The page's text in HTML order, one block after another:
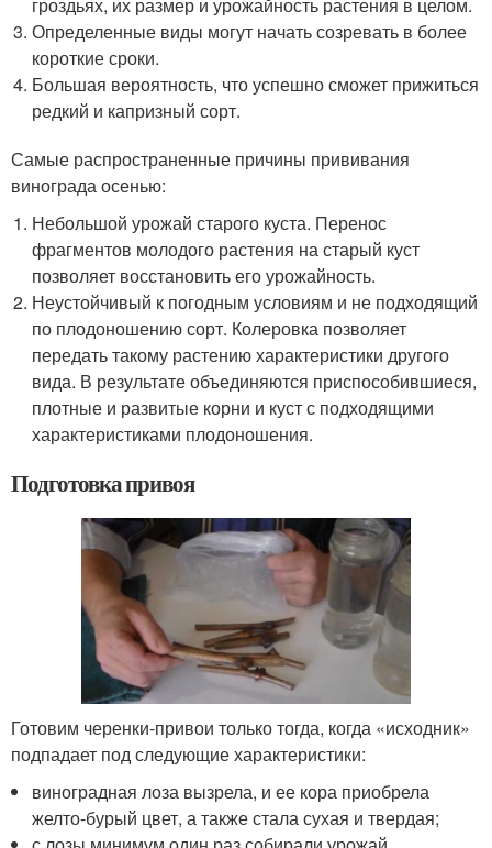
гроздьях, их размер и урожайность растения в целом.
Определенные виды могут начать созревать в более
короткие сроки.
Большая вероятность, что успешно сможет прижиться
редкий и капризный сорт.
Самые распространенные причины прививания
винограда осенью:
Небольшой урожай старого куста. Перенос
фрагментов молодого растения на старый куст
позволяет восстановить его урожайность.
Неустойчивый к погодным условиям и не подходящий
по плодоношению сорт. Колеровка позволяет
передать такому растению характеристики другого
вида. В результате объединяются приспособившиеся,
плотные и развитые корни и куст с подходящими
характеристиками плодоношения.
Подготовка привоя
Готовим черенки-привои только тогда, когда «исходник»
подпадает под следующие характеристики:
виноградная лоза вызрела, и ее кора приобрела
желто-бурый цвет, а также стала сухая и твердая;